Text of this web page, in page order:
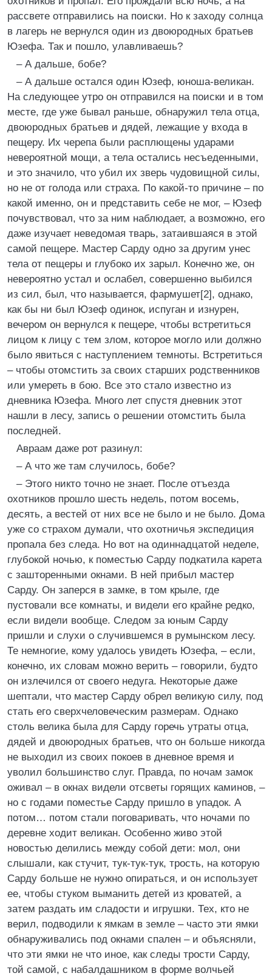
рассвете отправились на поиски. Но к заходу солнца
в лагерь не вернулся один из двоюродных братьев
Юзефа. Так и пошло, улавливаешь?
– А дальше, бобе?
– А дальше остался один Юзеф, юноша-великан.
На следующее утро он отправился на поиски и в том
месте, где уже бывал раньше, обнаружил тела отца,
двоюродных братьев и дядей, лежащие у входа в
пещеру. Их черепа были расплющены ударами
невероятной мощи, а тела остались несъеденными,
и это значило, что убил их зверь чудовищной силы,
но не от голода или страха. По какой-то причине – по
какой именно, он и представить себе не мог, – Юзеф
почувствовал, что за ним наблюдает, а возможно, его
даже изучает неведомая тварь, затаившаяся в этой
самой пещере. Мастер Сарду одно за другим унес
тела от пещеры и глубоко их зарыл. Конечно же, он
невероятно устал и ослабел, совершенно выбился
из сил, был, что называется, фармушет[2], однако,
как бы ни был Юзеф одинок, испуган и изнурен,
вечером он вернулся к пещере, чтобы встретиться
лицом к лицу с тем злом, которое могло или должно
было явиться с наступлением темноты. Встретиться
– чтобы отомстить за своих старших родственников
или умереть в бою. Все это стало известно из
дневника Юзефа. Много лет спустя дневник этот
нашли в лесу, запись о решении отомстить была
последней.
Авраам даже рот разинул:
– А что же там случилось, бобе?
– Этого никто точно не знает. После отъезда
охотников прошло шесть недель, потом восемь,
десять, а вестей от них все не было и не было. Дома
уже со страхом думали, что охотничья экспедиция
пропала без следа. Но вот на одиннадцатой неделе,
глубокой ночью, к поместью Сарду подкатила карета
с зашторенными окнами. В ней прибыл мастер
Сарду. Он заперся в замке, в том крыле, где
пустовали все комнаты, и видели его крайне редко,
если видели вообще. Следом за юным Сарду
пришли и слухи о случившемся в румынском лесу.
Те немногие, кому удалось увидеть Юзефа, – если,
конечно, их словам можно верить – говорили, будто
он излечился от своего недуга. Некоторые даже
шептали, что мастер Сарду обрел великую силу, под
стать его сверхчеловеческим размерам. Однако
столь велика была для Сарду горечь утраты отца,
дядей и двоюродных братьев, что он больше никогда
не выходил из своих покоев в дневное время и
уволил большинство слуг. Правда, по ночам замок
оживал – в окнах видели отсветы горящих каминов, –
но с годами поместье Сарду пришло в упадок. А
потом… потом стали поговаривать, что ночами по
деревне ходит великан. Особенно живо этой
новостью делились между собой дети: мол, они
слышали, как стучит, тук-тук-тук, трость, на которую
Сарду больше не нужно опираться, и он использует
ее, чтобы стуком выманить детей из кроватей, а
затем раздать им сладости и игрушки. Тех, кто не
верил, подводили к ямкам в земле – часто эти ямки
обнаруживались под окнами спален – и объясняли,
что эти ямки не что иное, как следы трости Сарду,
той самой, с набалдашником в форме волчьей